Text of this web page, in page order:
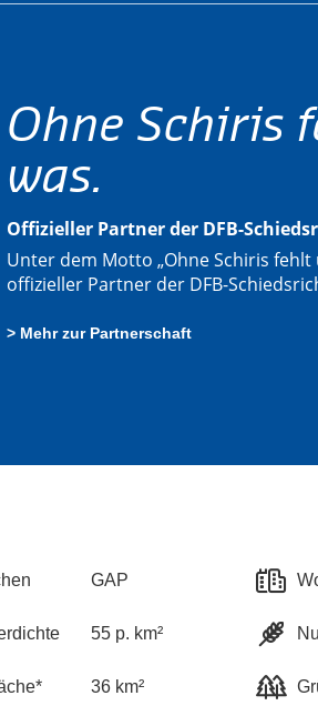
Ohne Schiris
was.
Offizieller Partner der DFB-
Unter dem Motto „Ohne Schiris fehlt
offizieller Partner der DFB-
> Mehr zur Partnerschaft
GAP
55 p. km²
36 km²